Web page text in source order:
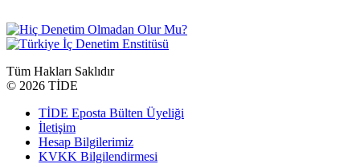
Tüm Hakları Saklıdır
© 2026 TİDE
TİDE Eposta Bülten Üyeliği
İletişim
Hesap Bilgilerimiz
KVKK Bilgilendirmesi